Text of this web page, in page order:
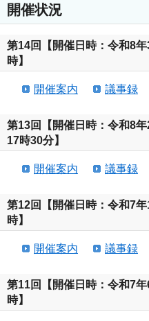
開催状況
第14回【開催日時：令和8
時】
開催案内 議事録
第13回【開催日時：令和8
17時30分】
開催案内 議事録
第12回【開催日時：令和7
時】
開催案内 議事録
第11回【開催日時：令和7
時】